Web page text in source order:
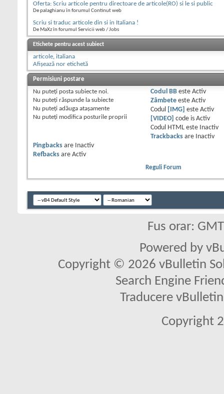
Oferta: Scriu articole pentru directoare de articole(RO) si le si public
De palaghianu în forumul Continut web
Scriu si traduc articole din si in Italiana !
De MaXz în forumul Servicii web / Jobs
Etichete pentru acest subiect
articole, italiana
Afișează nor etichetă
Permisiuni postare
Nu puteţi posta subiecte noi.
Nu puteţi răspunde la subiecte
Nu puteţi adăuga ataşamente
Nu puteţi modifica posturile proprii
Codul BBeste Activ
Zâmbeteeste Activ
Codul
[IMG] este Activ
[VIDEO]
code is Activ
Codul HTML este
Inactiv
Trackbacksare
Inactiv
Pingbacks are
Inactiv
Refbacks are Activ
Reguli Forum
Fus orar:
Powered by
Copyright © 2026 vBulletin
Search Engine
Traducere
Copyright